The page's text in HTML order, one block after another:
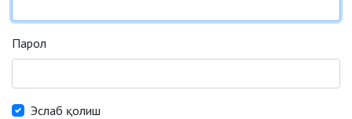
Парол
Эслаб қолиш